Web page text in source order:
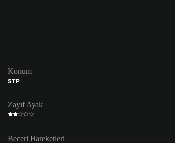
Konum
STP
Zayıf Ayak
Beceri Hareketleri